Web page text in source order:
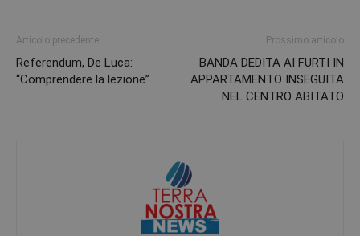
Articolo precedente
Referendum, De Luca:
“Comprendere la lezione”
Prossimo articolo
BANDA DEDITA AI FURTI IN
APPARTAMENTO INSEGUITA
NEL CENTRO ABITATO